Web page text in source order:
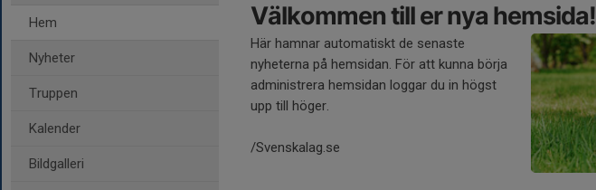
Hem
Nyheter
Truppen
Kalender
Bildgalleri
Välkommen till er nya hemsida!
Här hamnar automatiskt de senaste
nyheterna på hemsidan. För att kunna börja
administrera hemsidan loggar du in högst
upp till höger.
/Svenskalag.se